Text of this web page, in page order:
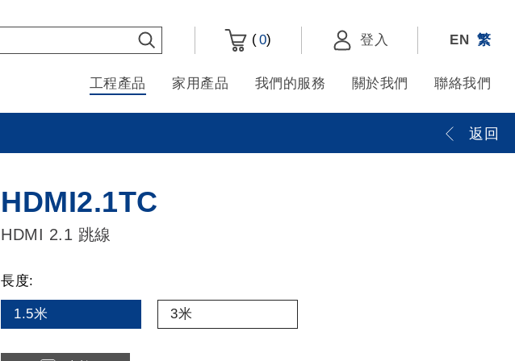
(0) 登入 EN 繁
工程產品 家用產品 我們的服務 關於我們 聯絡我們
返回
HDMI2.1TC
HDMI 2.1 跳線
長度:
1.5米 3米